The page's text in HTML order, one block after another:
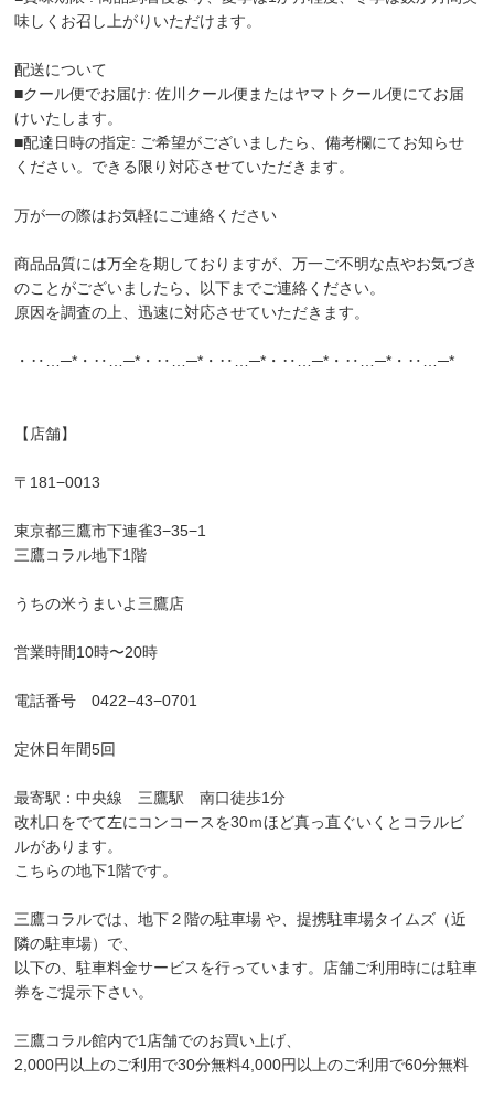
味しくお召し上がりいただけます。
配送について
■クール便でお届け: 佐川クール便またはヤマトクール便にてお届
けいたします。
■配達日時の指定: ご希望がございましたら、備考欄にてお知らせ
ください。できる限り対応させていただきます。
万が一の際はお気軽にご連絡ください
商品品質には万全を期しておりますが、万一ご不明な点やお気づき
のことがございましたら、以下までご連絡ください。
原因を調査の上、迅速に対応させていただきます。
・‥…─*・‥…─*・‥…─*・‥…─*・‥…─*・‥…─*・‥…─*
【店舗】
〒181−0013
東京都三鷹市下連雀3−35−1
三鷹コラル地下1階
うちの米うまいよ三鷹店
営業時間10時〜20時
電話番号 0422−43−0701
定休日年間5回
最寄駅：中央線 三鷹駅 南口徒歩1分
改札口をでて左にコンコースを30ｍほど真っ直ぐいくとコラルビ
ルがあります。
こちらの地下1階です。
三鷹コラルでは、地下２階の駐車場 や、提携駐車場タイムズ（近
隣の駐車場）で、
以下の、駐車料金サービスを行っています。店舗ご利用時には駐車
券をご提示下さい。
三鷹コラル館内で1店舗でのお買い上げ、
2,000円以上のご利用で30分無料4,000円以上のご利用で60分無料